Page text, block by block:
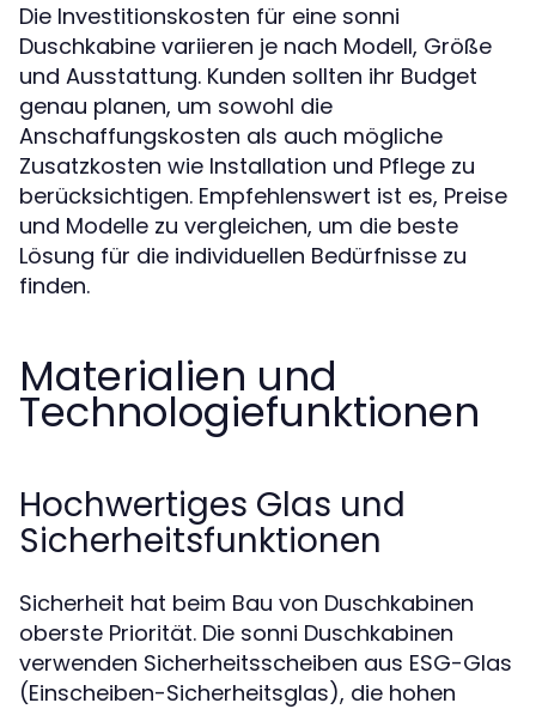
Die Investitionskosten für eine sonni
Duschkabine variieren je nach Modell, Größe
und Ausstattung. Kunden sollten ihr Budget
genau planen, um sowohl die
Anschaffungskosten als auch mögliche
Zusatzkosten wie Installation und Pflege zu
berücksichtigen. Empfehlenswert ist es, Preise
und Modelle zu vergleichen, um die beste
Lösung für die individuellen Bedürfnisse zu
finden.
Materialien und
Technologiefunktionen
Hochwertiges Glas und
Sicherheitsfunktionen
Sicherheit hat beim Bau von Duschkabinen
oberste Priorität. Die sonni Duschkabinen
verwenden Sicherheitsscheiben aus ESG-Glas
(Einscheiben-Sicherheitsglas), die hohen